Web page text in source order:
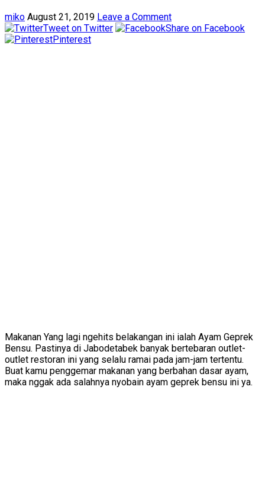
miko August 21, 2019 Leave a Comment
Tweet on Twitter
Share on Facebook
Pinterest
Makanan Yang lagi ngehits belakangan ini ialah Ayam Geprek
Bensu. Pastinya di Jabodetabek banyak bertebaran outlet-
outlet restoran ini yang selalu ramai pada jam-jam tertentu.
Buat kamu penggemar makanan yang berbahan dasar ayam,
maka nggak ada salahnya nyobain ayam geprek bensu ini ya.